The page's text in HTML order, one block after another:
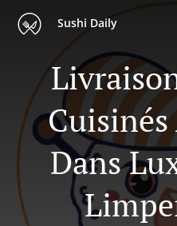
Sushi Daily
Dans